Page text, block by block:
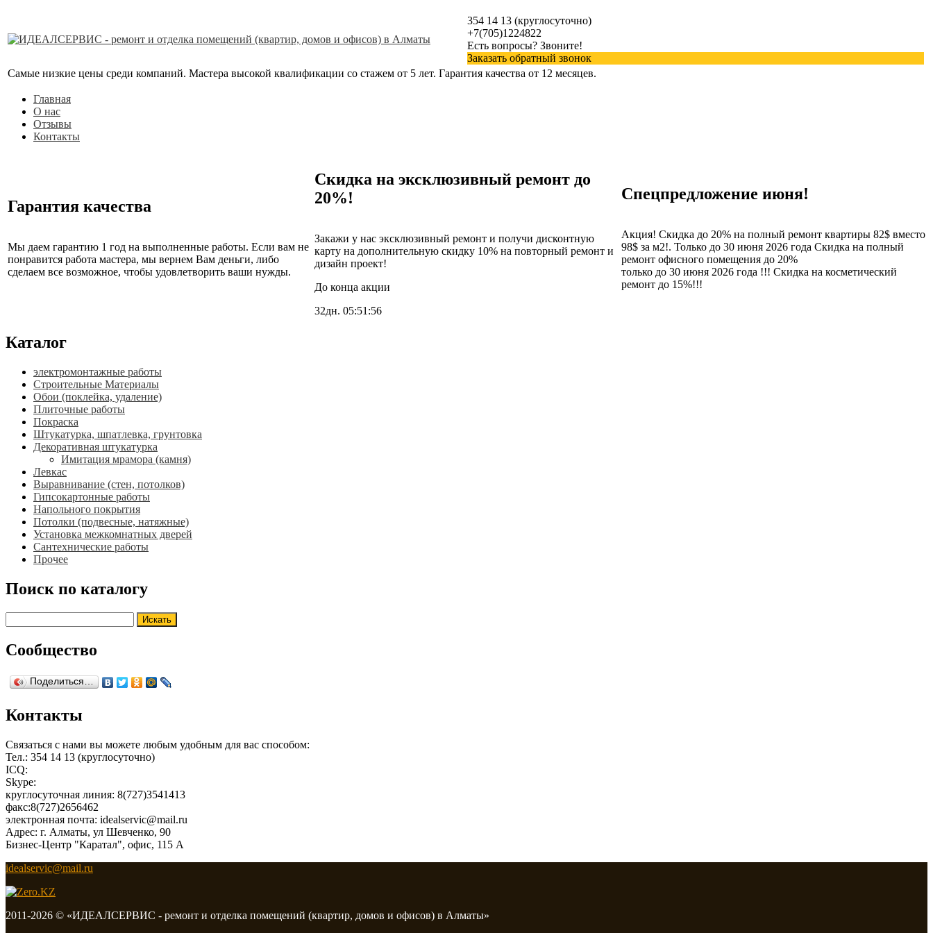
354 14 13 (круглосуточно)
+7(705)1224822
Есть вопросы? Звоните!
Заказать обратный звонок
Самые низкие цены среди компаний. Мастера высокой квалификации со стажем от 5 лет. Гарантия качества от 12 месяцев.
Главная
О нас
Отзывы
Контакты
Гарантия качества
Мы даем гарантию 1 год на выполненные работы. Если вам не
понравится работа мастера, мы вернем Вам деньги, либо
сделаем все возможное, чтобы удовлетворить ваши нужды.
Скидка на эксклюзивный ремонт до
20%!
Закажи у нас эксклюзивный ремонт и получи дисконтную
карту на дополнительную скидку 10% на повторный ремонт и
дизайн проект!
До конца акции
32дн. 05:51:56
Спецпредложение июня!
Акция! Скидка до 20% на полный ремонт квартиры 82$ вместо
98$ за м2!. Только до 30 июня 2026 года Скидка на полный
ремонт офисного помещения до 20%
только до 30 июня 2026 года !!! Скидка на косметический
ремонт до 15%!!!
Каталог
электромонтажные работы
Строительные Материалы
Обои (поклейка, удаление)
Плиточные работы
Покраска
Штукатурка, шпатлевка, грунтовка
Декоративная штукатурка
Имитация мрамора (камня)
Левкас
Выравнивание (стен, потолков)
Гипсокартонные работы
Напольного покрытия
Потолки (подвесные, натяжные)
Установка межкомнатных дверей
Сантехнические работы
Прочее
Поиск по каталогу
Сообщество
Поделиться…
Контакты
Связаться с нами вы можете любым удобным для вас способом:
Тел.: 354 14 13 (круглосуточно)
ICQ:
Skype:
круглосуточная линия: 8(727)3541413
факс:8(727)2656462
электронная почта: idealservic@mail.ru
Адрес: г. Алматы, ул Шевченко, 90
Бизнес-Центр "Каратал", офис, 115 А
idealservic@mail.ru
2011-2026 © «ИДЕАЛСЕРВИС - ремонт и отделка помещений (квартир, домов и офисов) в Алматы»